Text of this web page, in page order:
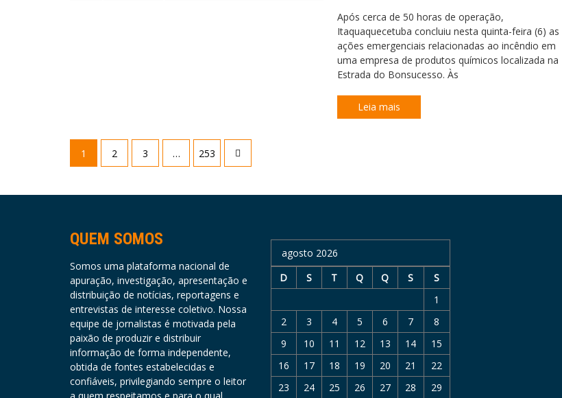
Após cerca de 50 horas de operação,
Itaquaquecetuba concluiu nesta quinta-feira (6) as
ações emergenciais relacionadas ao incêndio em
uma empresa de produtos químicos localizada na
Estrada do Bonsucesso. Às
Leia mais
Paginação
posts
1 2 3 … 253
QUEM SOMOS
Somos uma plataforma nacional de
apuração, investigação, apresentação e
distribuição de notícias, reportagens e
entrevistas de interesse coletivo. Nossa
equipe de jornalistas é motivada pela
paixão de produzir e distribuir
informação de forma independente,
obtida de fontes estabelecidas e
confiáveis, privilegiando sempre o leitor
agosto 2026
D
S T Q Q S
S
1
2
3 4 5 6 7
8
9
10 11 12 13 14
15
16
17 18 19 20 21
22
23
24 25 26 27 28 29